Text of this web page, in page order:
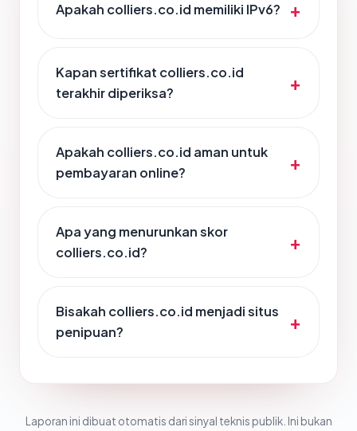
Apakah colliers.co.id memiliki IPv6?
Kapan sertifikat colliers.co.id
terakhir diperiksa?
Apakah colliers.co.id aman untuk
pembayaran online?
Apa yang menurunkan skor
colliers.co.id?
Bisakah colliers.co.id menjadi situs
penipuan?
Laporan ini dibuat otomatis dari sinyal teknis publik. Ini bukan